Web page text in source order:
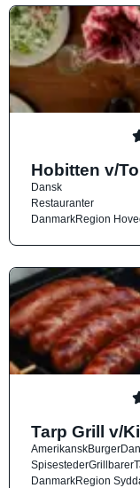
Hobitten v/
Dansk
Restauranter
DanmarkRegion
Tarp Grill v/
AmerikanskBurger
SpisestederGrillbarer
DanmarkRegion